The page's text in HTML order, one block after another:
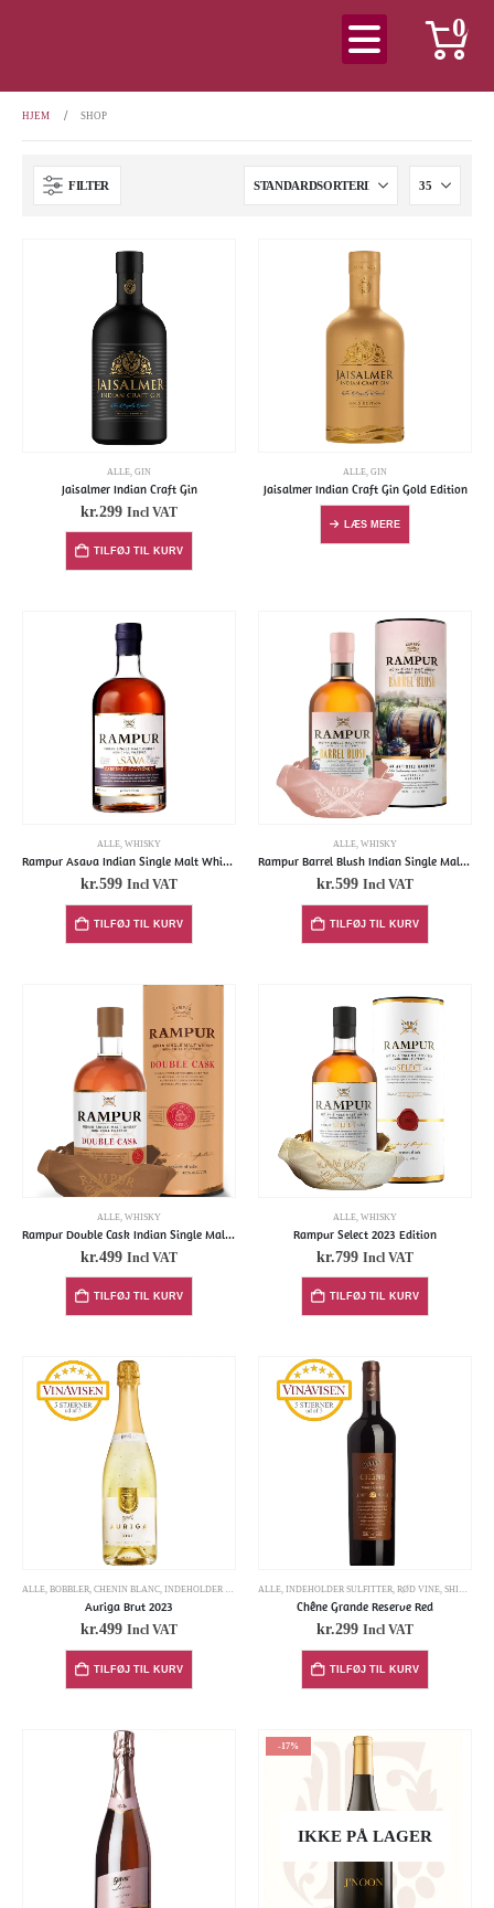
0
HJEM SHOP
FILTER
ALLE, GIN
Jaisalmer Indian Craft Gin
kr.299 Incl VAT
TILFØJ TIL KURV
ALLE, GIN
Jaisalmer Indian Craft Gin Gold Edition
LÆS MERE
ALLE, WHISKY
Rampur Asava Indian Single Malt Whisky (in giftbox)
kr.599 Incl VAT
TILFØJ TIL KURV
ALLE, WHISKY
Rampur Barrel Blush Indian Single Malt Whisky
kr.599 Incl VAT
TILFØJ TIL KURV
ALLE, WHISKY
Rampur Double Cask Indian Single Malt Whiskey
kr.499 Incl VAT
TILFØJ TIL KURV
ALLE, WHISKY
Rampur Select 2023 Edition
kr.799 Incl VAT
TILFØJ TIL KURV
ALLE, BOBBLER, CHENIN BLANC, INDEHOLDER SULFITTER
Auriga Brut 2023
kr.499 Incl VAT
TILFØJ TIL KURV
ALLE, INDEHOLDER SULFITTER, RØD VINE, SHIRAZ/SYRAH
Chêne Grande Reserve Red
kr.299 Incl VAT
TILFØJ TIL KURV
-17%
IKKE PÅ LAGER